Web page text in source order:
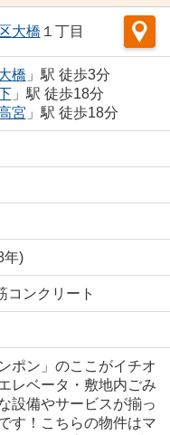
大橋 １丁目
橋 」駅 徒歩3分
」駅 徒歩18分
宮 」駅 徒歩18分
年)
コンクリート
ポン」のここがイチオ
レベータ・敷地内ごみ
設備やサービスが揃っ
す！こちらの物件はマ